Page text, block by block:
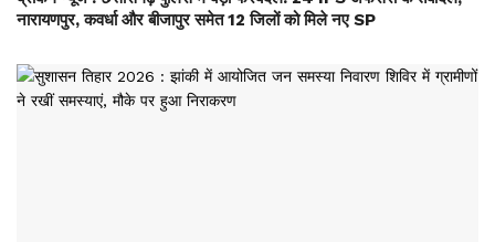
नारायणपुर, कवर्धा और बीजापुर समेत 12 जिलों को मिले नए SP